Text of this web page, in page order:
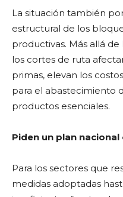
La situación también
estructural de los
productivas. Más allá
los cortes de ruta
primas, elevan los
para el abastecimiento
productos esenciales.
Piden un plan
Para los sectores que
medidas adoptadas